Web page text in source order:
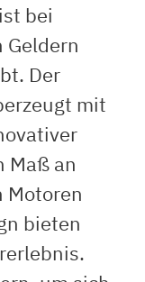
bei
Geldern
Der
mit
Maß an
Motoren
bieten